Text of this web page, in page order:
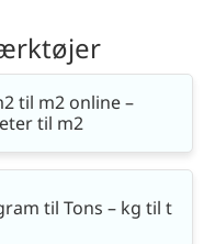
til m2 online –
til m2
til Tons – kg til t